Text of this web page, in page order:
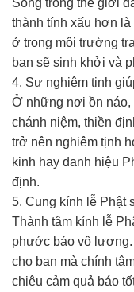
Sống trong thế giới
thành tính xấu hơn
ở trong môi trường
bạn sẽ sinh khởi và
4. Sự nghiêm tịnh
Ở những nơi ồn náo,
chánh niệm, thiền
trở nên nghiêm tịnh
kinh hay danh hiệu
định.
5. Cung kính lễ Phật
Thành tâm kính lễ
phước báo vô
cho bạn mà chính
chiêu cảm quả báo